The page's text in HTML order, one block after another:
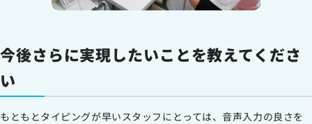
今後さらに実現したいことを教えてくださ
い
もともとタイピングが早いスタッフにとっては、音声入力の良さを